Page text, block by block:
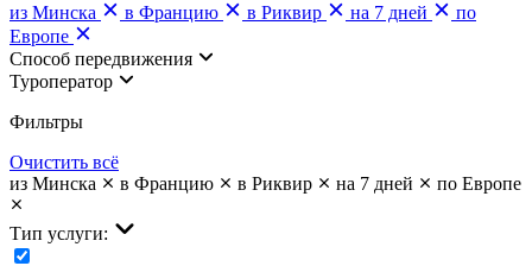
из Минска
в Францию в Риквир на 7 дней
по
Европе
Cпособ передвижения
Туроператор
Фильтры
Очистить всё
из Минска
в Францию в Риквир на 7 дней по Европе
Тип услуги: